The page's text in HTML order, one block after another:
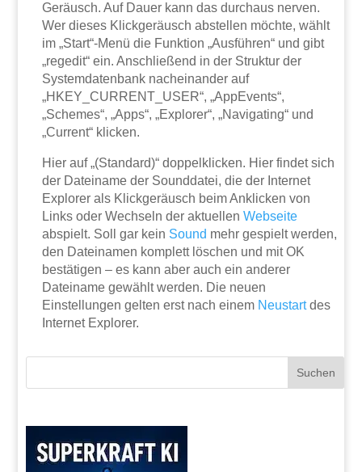
Geräusch. Auf Dauer kann das durchaus nerven.
Wer dieses Klickgeräusch abstellen möchte, wählt
im „Start“-Menü die Funktion „Ausführen“ und gibt
„regedit“ ein. Anschließend in der Struktur der
Systemdatenbank nacheinander auf
„HKEY_CURRENT_USER“, „AppEvents“,
„Schemes“, „Apps“, „Explorer“, „Navigating“ und
„Current“ klicken.
Hier auf „(Standard)“ doppelklicken. Hier findet sich
der Dateiname der Sounddatei, die der Internet
Explorer als Klickgeräusch beim Anklicken von
Links oder Wechseln der aktuellenWebseite
abspielt. Soll gar kein Sound mehr gespielt werden,
den Dateinamen komplett löschen und mit OK
bestätigen – es kann aber auch ein anderer
Dateiname gewählt werden. Die neuen
Einstellungen gelten erst nach einem Neustartdes
Internet Explorer.